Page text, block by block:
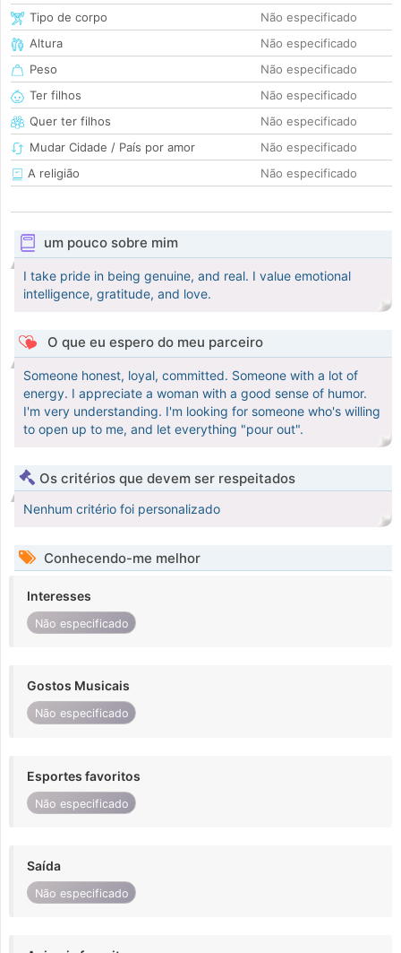
Tipo de corpo
Não especificado
Altura
Não especificado
Peso
Não especificado
Ter filhos
Não especificado
Quer ter filhos
Não especificado
Mudar Cidade / País por amor
Não especificado
A religião
Não especificado
um pouco sobre mim
I take pride in being genuine, and real. I value emotional
intelligence, gratitude, and love.
O que eu espero do meu parceiro
Someone honest, loyal, committed. Someone with a lot of
energy. I appreciate a woman with a good sense of humor.
I'm very understanding. I'm looking for someone who's willing
to open up to me, and let everything "pour out".
Os critérios que devem ser respeitados
Nenhum critério foi personalizado
Conhecendo-me melhor
Interesses
Não especificado
Gostos Musicais
Não especificado
Esportes favoritos
Não especificado
Saída
Não especificado